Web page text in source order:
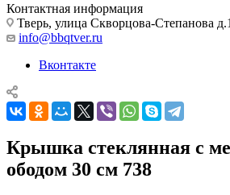
Контактная информация
Тверь, улица Скворцова-Степанова
info@bbqtver.ru
Вконтакте
Крышка стеклянная с
ободом 30 см 738